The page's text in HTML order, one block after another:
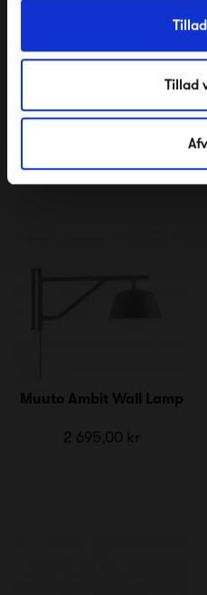
Tillad
2 195,00 kr
Muuto Ambit Wall Lamp
2 695,00 kr